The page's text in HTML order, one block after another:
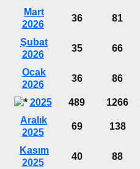
Mart
2026
36 81
Şubat
2026
35 66
Ocak
2026
36 86
2025 489 1266
Aralık
2025
69 138
Kasım
2025
40 88